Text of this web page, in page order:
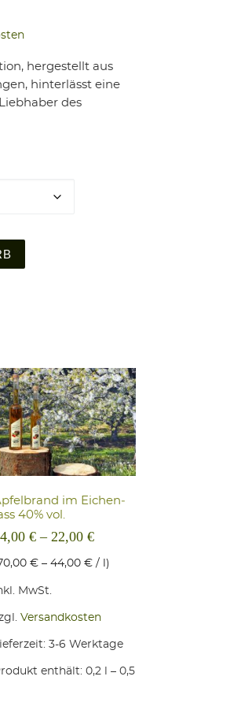
hergestellt aus
hinterlässt eine
des
werden
im Eichen­
40% vol.
€– 22,00 €
€– 44,00 €/ )
MwSt.
Versandkosten
3-6 Werktage
enthält: 0,2
– 0,5